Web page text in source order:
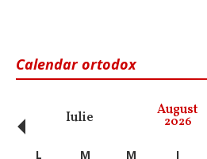
Calendar ortodox
Iulie August
2026
‹ L M M J